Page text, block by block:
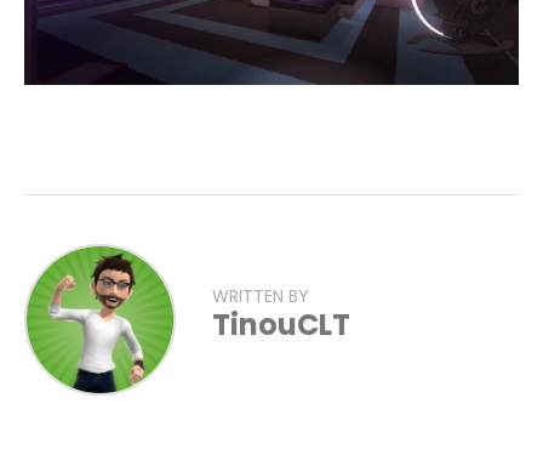
WRITTEN BY
TinouCLT